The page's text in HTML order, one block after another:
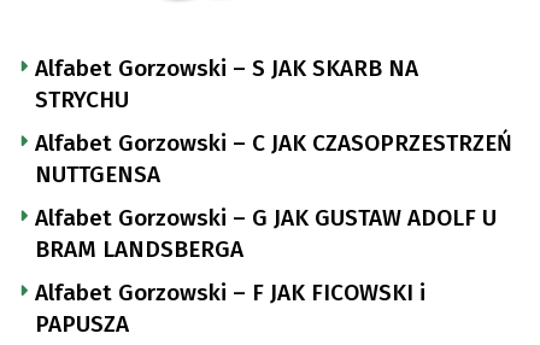
Alfabet Gorzowski – S JAK SKARB NA
STRYCHU
Alfabet Gorzowski – C JAK CZASOPRZESTRZEŃ
NUTTGENSA
Alfabet Gorzowski – G JAK GUSTAW ADOLF U
BRAM LANDSBERGA
Alfabet Gorzowski – F JAK FICOWSKI i
PAPUSZA